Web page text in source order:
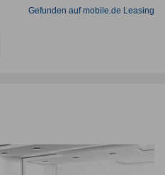
Gefunden auf mobile.de Leasing